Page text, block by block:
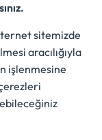
sitemizde
aracılığıyla
işlenmesine